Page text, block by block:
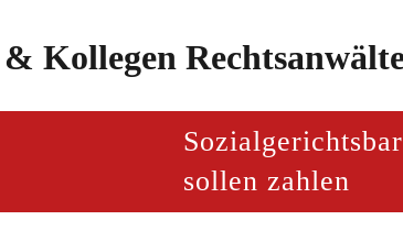
paragraf.info
sollen zahlen